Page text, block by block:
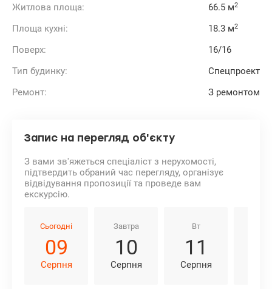
Житлова площа: 66.5 м2
Площа кухні: 18.3 м2
Поверх:
16/16
Тип будинку:
Спецпроект
Ремонт:
З ремонтом
Запис на перегляд об'єкту
З вами зв'яжеться спеціаліст з нерухомості,
підтвердить обраний час перегляду, організує
відвідування пропозиції та проведе вам
екскурсію.
Сьогодні
09
Серпня
Завтра
10
Серпня
Вт
11
Серпня